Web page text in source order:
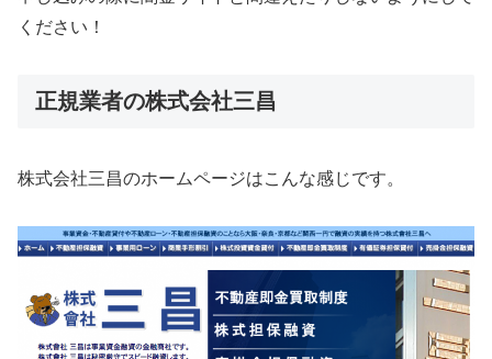
ください！
正規業者の株式会社三昌
株式会社三昌のホームページはこんな感じです。